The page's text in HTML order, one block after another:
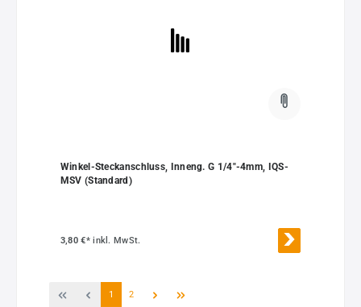
Winkel-Steckanschluss, Inneng. G 1/4"-4mm, IQS-
MSV (Standard)
3,80 €*inkl. MwSt.
Seite
1 Seite
2